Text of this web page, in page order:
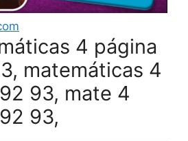
4 página
matemáticas 4
93, mate 4
93,